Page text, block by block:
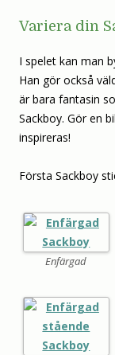
Variera din
I spelet kan man
Han gör också
är bara fantasin
Sackboy. Gör en
inspireras!
Första Sackboy
Enfärgad